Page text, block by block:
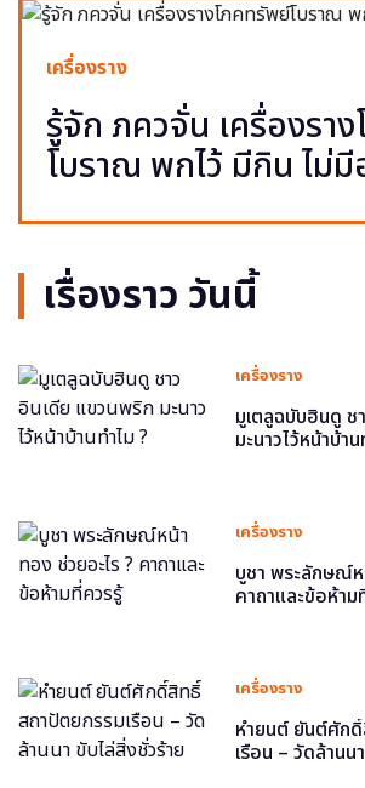
เครื่องราง
รู้จัก ภควจั่น เครื่องรา
โบราณ พกไว้ มีกิน ไม่
เรื่องราว วันนี้
เครื่องราง
มูเตลูฉบับฮินดู ช
มะนาวไว้หน้าบ้า
เครื่องราง
บูชา พระลักษณ์ห
คาถาและข้อห้าม
เครื่องราง
หำยนต์ ยันต์ศัก
เรือน – วัดล้านน